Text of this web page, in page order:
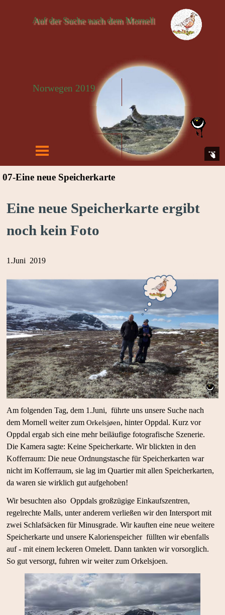
Auf der Suche nach dem Mornell
Norwegen 2019
07-Eine neue Speicherkarte
Eine neue Speicherkarte ergibt
noch kein Foto
1.Juni 2019
Am folgenden Tag, dem 1.Juni, führte uns unsere Suche nach
dem Mornell weiter zum Orkelsjøen, hinter Oppdal. Kurz vor
Oppdal ergab sich eine mehr beiläufige fotografische Szenerie.
Die Kamera sagte: Keine Speicherkarte. Wir blickten in den
Kofferraum: Die neue Ordnungstasche für Speicherkarten war
nicht im Kofferraum, sie lag im Quartier mit allen Speicherkarten,
da waren sie wirklich gut aufgehoben!
Wir besuchten also Oppdals großzügige Einkaufszentren,
regelrechte Malls, unter anderem verließen wir den Intersport mit
zwei Schlafsäcken für Minusgrade. Wir kauften eine neue weitere
Speicherkarte und unsere Kalorienspeicher füllten wir ebenfalls
auf - mit einem leckeren Omelett. Dann tankten wir vorsorglich.
So gut versorgt, fuhren wir weiter zum Orkelsjoen.